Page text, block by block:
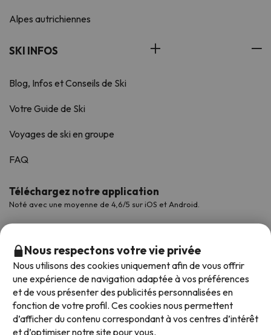
Alpes autrichiennes
SKI INFOS
Blog, Infos et Conseils de Ski
Votre Guide de Ski
Voyages de ski en groupe
FAQ
Téléchargez notre application
Noté avec une moyenne de 4,6/5 sur iOS et Android.
Nous respectons votre vie privée
Nous utilisons des cookies uniquement afin de vous offrir
une expérience de navigation adaptée à vos préférences
et de vous présenter des publicités personnalisées en
fonction de votre profil. Ces cookies nous permettent
d’afficher du contenu correspondant à vos centres d’intérêt
et d’optimiser notre site pour vous.